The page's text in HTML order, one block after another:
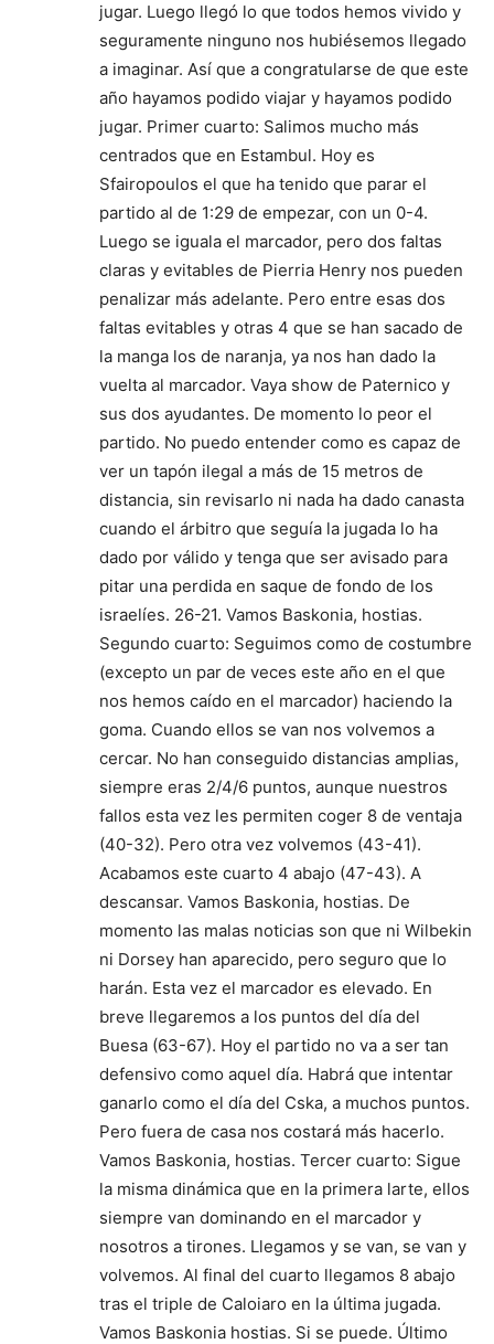
jugar. Luego llegó lo que todos hemos vivido y
seguramente ninguno nos hubiésemos llegado
a imaginar. Así que a congratularse de que este
año hayamos podido viajar y hayamos podido
jugar. Primer cuarto: Salimos mucho más
centrados que en Estambul. Hoy es
Sfairopoulos el que ha tenido que parar el
partido al de 1:29 de empezar, con un 0-4.
Luego se iguala el marcador, pero dos faltas
claras y evitables de Pierria Henry nos pueden
penalizar más adelante. Pero entre esas dos
faltas evitables y otras 4 que se han sacado de
la manga los de naranja, ya nos han dado la
vuelta al marcador. Vaya show de Paternico y
sus dos ayudantes. De momento lo peor el
partido. No puedo entender como es capaz de
ver un tapón ilegal a más de 15 metros de
distancia, sin revisarlo ni nada ha dado canasta
cuando el árbitro que seguía la jugada lo ha
dado por válido y tenga que ser avisado para
pitar una perdida en saque de fondo de los
israelíes. 26-21. Vamos Baskonia, hostias.
Segundo cuarto: Seguimos como de costumbre
(excepto un par de veces este año en el que
nos hemos caído en el marcador) haciendo la
goma. Cuando ellos se van nos volvemos a
cercar. No han conseguido distancias amplias,
siempre eras 2/4/6 puntos, aunque nuestros
fallos esta vez les permiten coger 8 de ventaja
(40-32). Pero otra vez volvemos (43-41).
Acabamos este cuarto 4 abajo (47-43). A
descansar. Vamos Baskonia, hostias. De
momento las malas noticias son que ni Wilbekin
ni Dorsey han aparecido, pero seguro que lo
harán. Esta vez el marcador es elevado. En
breve llegaremos a los puntos del día del
Buesa (63-67). Hoy el partido no va a ser tan
defensivo como aquel día. Habrá que intentar
ganarlo como el día del Cska, a muchos puntos.
Pero fuera de casa nos costará más hacerlo.
Vamos Baskonia, hostias. Tercer cuarto: Sigue
la misma dinámica que en la primera larte, ellos
siempre van dominando en el marcador y
nosotros a tirones. Llegamos y se van, se van y
volvemos. Al final del cuarto llegamos 8 abajo
tras el triple de Caloiaro en la última jugada.
Vamos Baskonia hostias. Si se puede. Último